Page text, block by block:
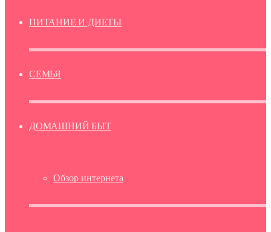
ПИТАНИЕ И ДИЕТЫ
СЕМЬЯ
ДОМАШНИЙ БЫТ
Обзор интернета